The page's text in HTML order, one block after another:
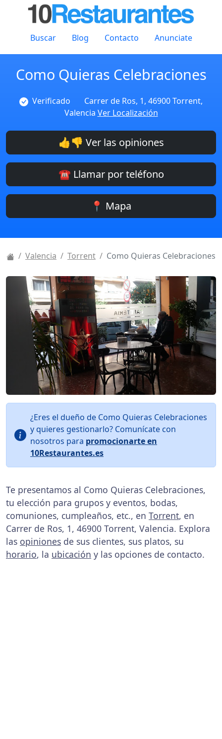
Buscar Blog Contacto Anunciate
Como Quieras Celebraciones
Verificado
Carrer de Ros, 1, 46900 Torrent,
Valencia Ver Localización
👍👎 Ver las opiniones
☎️ Llamar por teléfono
📍 Mapa
Valencia Torrent Como Quieras Celebraciones
¿Eres el dueño de Como Quieras Celebraciones
y quieres gestionarlo? Comunícate con
nosotros para promocionarte en
10Restaurantes.es
Te presentamos al Como Quieras Celebraciones,
tu elección para grupos y eventos, bodas,
comuniones, cumpleaños, etc., en Torrent, en
Carrer de Ros, 1, 46900 Torrent, Valencia. Explora
las opiniones de sus clientes, sus platos, su
horario, la ubicación y las opciones de contacto.